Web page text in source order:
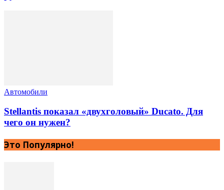
Автомобили
Stellantis показал «двухголовый» Ducato. Для
чего он нужен?
Это Популярно!